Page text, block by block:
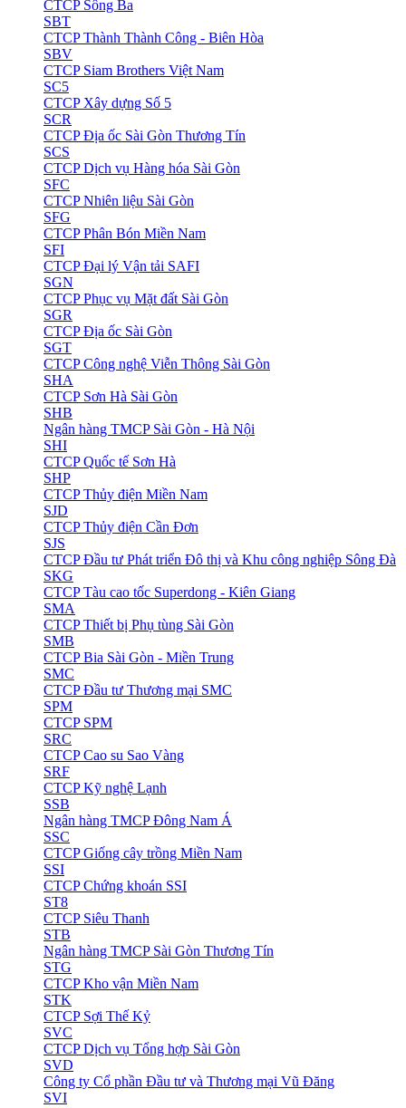
CTCP Sông Ba
SBT
CTCP Thành Thành Công - Biên Hòa
SBV
CTCP Siam Brothers Việt Nam
SC5
CTCP Xây dựng Số 5
SCR
CTCP Địa ốc Sài Gòn Thương Tín
SCS
CTCP Dịch vụ Hàng hóa Sài Gòn
SFC
CTCP Nhiên liệu Sài Gòn
SFG
CTCP Phân Bón Miền Nam
SFI
CTCP Đại lý Vận tải SAFI
SGN
CTCP Phục vụ Mặt đất Sài Gòn
SGR
CTCP Địa ốc Sài Gòn
SGT
CTCP Công nghệ Viễn Thông Sài Gòn
SHA
CTCP Sơn Hà Sài Gòn
SHB
Ngân hàng TMCP Sài Gòn - Hà Nội
SHI
CTCP Quốc tế Sơn Hà
SHP
CTCP Thủy điện Miền Nam
SJD
CTCP Thủy điện Cần Đơn
SJS
CTCP Đầu tư Phát triển Đô thị và Khu công nghiệp Sông Đà
SKG
CTCP Tàu cao tốc Superdong - Kiên Giang
SMA
CTCP Thiết bị Phụ tùng Sài Gòn
SMB
CTCP Bia Sài Gòn - Miền Trung
SMC
CTCP Đầu tư Thương mại SMC
SPM
CTCP SPM
SRC
CTCP Cao su Sao Vàng
SRF
CTCP Kỹ nghệ Lạnh
SSB
Ngân hàng TMCP Đông Nam Á
SSC
CTCP Giống cây trồng Miền Nam
SSI
CTCP Chứng khoán SSI
ST8
CTCP Siêu Thanh
STB
Ngân hàng TMCP Sài Gòn Thương Tín
STG
CTCP Kho vận Miền Nam
STK
CTCP Sợi Thế Kỷ
SVC
CTCP Dịch vụ Tổng hợp Sài Gòn
SVD
Công ty Cổ phần Đầu tư và Thương mại Vũ Đăng
SVI